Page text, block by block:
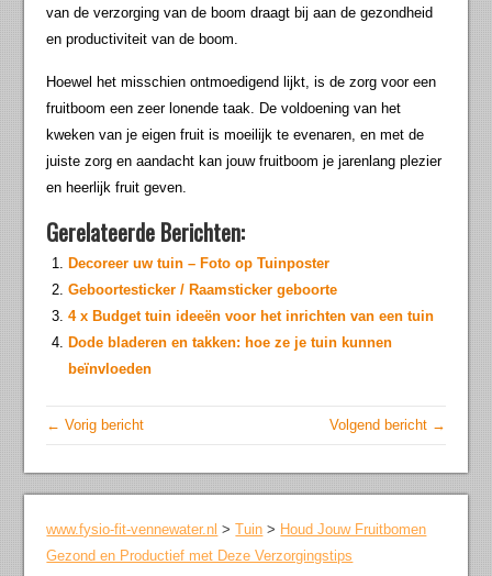
van de verzorging van de boom draagt bij aan de gezondheid
en productiviteit van de boom.
Hoewel het misschien ontmoedigend lijkt, is de zorg voor een
fruitboom een zeer lonende taak. De voldoening van het
kweken van je eigen fruit is moeilijk te evenaren, en met de
juiste zorg en aandacht kan jouw fruitboom je jarenlang plezier
en heerlijk fruit geven.
Gerelateerde Berichten:
Decoreer uw tuin – Foto op Tuinposter
Geboortesticker / Raamsticker geboorte
4 x Budget tuin ideeën voor het inrichten van een tuin
Dode bladeren en takken: hoe ze je tuin kunnen
beïnvloeden
← Vorig bericht Volgend bericht →
www.fysio-fit-vennewater.nl >Tuin > Houd Jouw Fruitbomen
Gezond en Productief met Deze Verzorgingstips